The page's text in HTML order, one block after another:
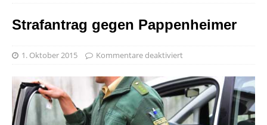
Strafantrag gegen Pappenheimer
1. Oktober 2015 Kommentare deaktiviert